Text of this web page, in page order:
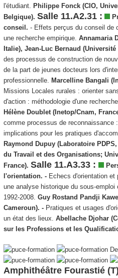
l'étudiant. Philippe Fonck (CIO,
Belgique). Salle 11.A2.31 :
conseil. - Effets perçus du conseil de
une recherche empirique. Annamaria
Italie), Jean-Luc Bernaud
des processus de construction de
de la part de jeunes docteurs lors
professionnelle. Marcelline Bangali
Missions Locales rurales : orienter
d'action : méthodologie d'une
Hélène Doublet (Inetop/Cnam,
comme processus de reconnaissance
implications pour les pratiques
Raymond Dupuy (Laboratoire
du Travail et des Organisations;
France). Salle 11.A3.33 :
l'orientation. - Echecs d'orientation et
une analyse historique du sous-
1992-2008. Guy Rostand Pandji
Cameroun). - Pratiques et usages
un état des lieux. Abellache Djohar
sur les Professions et les
De
Amphithéâtre Fourastié